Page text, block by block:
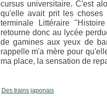
cursus universitaire. C'est
qu'elle avait prit les
terminale Littéraire
retourne donc au lycée
de gamines aux yeux de
rappelle m'a mère pour
ma place, la sensation de
Des trains japonais